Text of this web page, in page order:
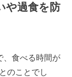
や過食を防
、食べる時間が
のことでし